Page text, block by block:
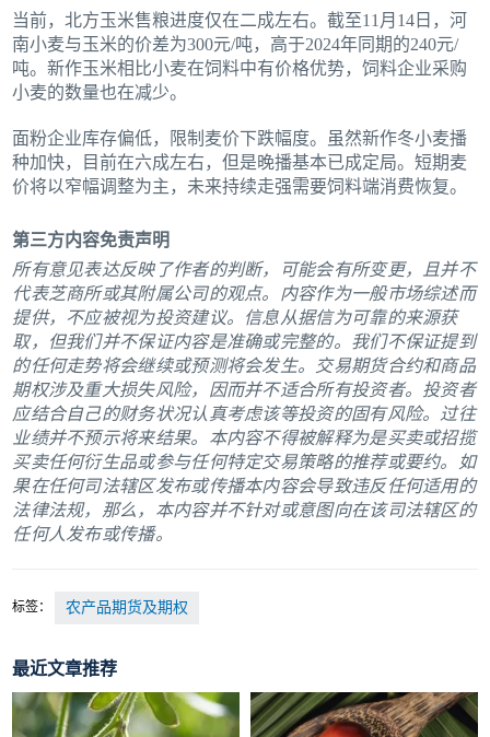
当前，北方玉米售粮进度仅在二成左右。截至11月14日，河
南小麦与玉米的价差为300元/吨，高于2024年同期的240元/
吨。新作玉米相比小麦在饲料中有价格优势，饲料企业采购
小麦的数量也在减少。
面粉企业库存偏低，限制麦价下跌幅度。虽然新作冬小麦播
种加快，目前在六成左右，但是晚播基本已成定局。短期麦
价将以窄幅调整为主，未来持续走强需要饲料端消费恢复。
第三方内容免责声明
所有意见表达反映了作者的判断，可能会有所变更，且并不
代表芝商所或其附属公司的观点。内容作为一般市场综述而
提供，不应被视为投资建议。信息从据信为可靠的来源获
取，但我们并不保证内容是准确或完整的。我们不保证提到
的任何走势将会继续或预测将会发生。交易期货合约和商品
期权涉及重大损失风险，因而并不适合所有投资者。投资者
应结合自己的财务状况认真考虑该等投资的固有风险。过往
业绩并不预示将来结果。本内容不得被解释为是买卖或招揽
买卖任何衍生品或参与任何特定交易策略的推荐或要约。如
果在任何司法辖区发布或传播本内容会导致违反任何适用的
法律法规，那么，本内容并不针对或意图向在该司法辖区的
任何人发布或传播。
标签： 农产品期货及期权
最近文章推荐